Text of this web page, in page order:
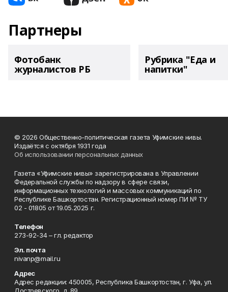
Партнеры
Фотобанк
журналистов РБ
Рубрика "Еда и
напитки"
© 2026 Общественно-политическая газета Уфимские нивы.
Издаётся с октября 1931 года
Об использовании персональных данных
Газета «Уфимские нивы» зарегистрирована в Управлении
Федеральной службы по надзору в сфере связи,
информационных технологий и массовых коммуникаций по
Республике Башкортостан. Регистрационный номер ПИ № ТУ
02 - 01805 от 19.05.2025 г.
Телефон
273-92-34 – гл. редактор
Эл. почта
nivanp@mail.ru
Адрес
Адрес редакции: 450005, Республика Башкортостан, г. Уфа, ул.
Достоевского, д. 89.